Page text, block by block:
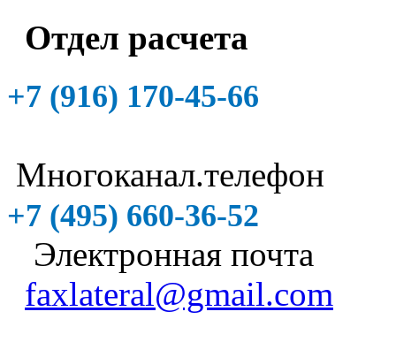
Отдел расчета
+7 (916) 170-45-66
Многоканал.телефон
+7 (495) 660-36-52
Электронная почта
faxlateral@gmail.com